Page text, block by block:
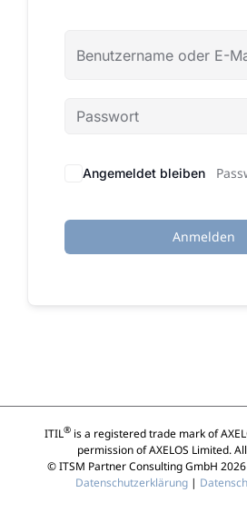
Angemeldet bleiben
Anmelden
ITIL®is a registered trade mark of
permission of AXELOS Limited.
© ITSM Partner Consulting GmbH
Datenschutzerklärung |